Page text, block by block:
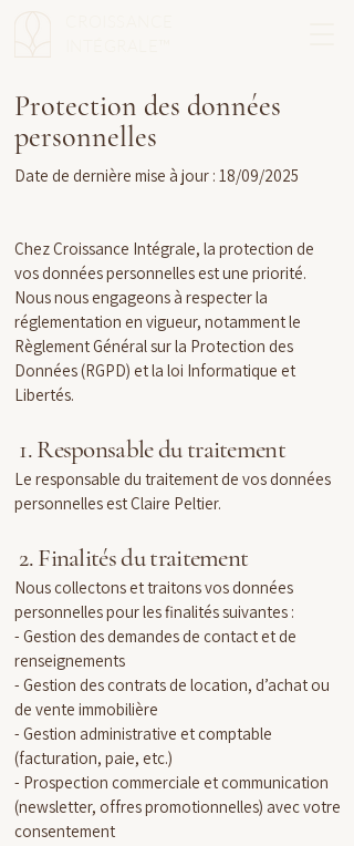
Protection des données
personnelles
Date de dernière mise à jour : 18/09/2025
Chez Croissance Intégrale, la protection de
vos données personnelles est une priorité.
Nous nous engageons à respecter la
réglementation en vigueur, notamment le
Règlement Général sur la Protection des
Données (RGPD) et la loi Informatique et
Libertés.
1. Responsable du traitement
Le responsable du traitement de vos données
personnelles est Claire Peltier.
2. Finalités du traitement
Nous collectons et traitons vos données
personnelles pour les finalités suivantes :
- Gestion des demandes de contact et de
renseignements
- Gestion des contrats de location, d’achat ou
de vente immobilière
- Gestion administrative et comptable
(facturation, paie, etc.)
- Prospection commerciale et communication
(newsletter, offres promotionnelles) avec votre
consentement